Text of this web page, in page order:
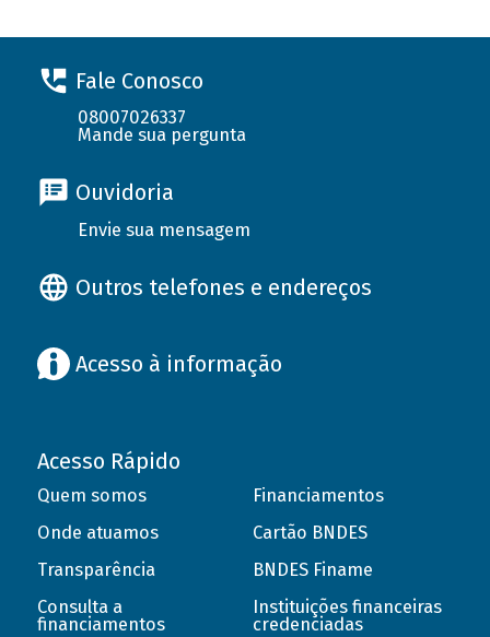
Fale Conosco
08007026337
Mande sua pergunta
Ouvidoria
Envie sua mensagem
Outros telefones e endereços
Acesso à informação
Acesso Rápido
Quem somos
Onde atuamos
Transparência
Consulta a
financiamentos
Financiamentos
Cartão BNDES
BNDES Finame
Instituições financeiras
credenciadas